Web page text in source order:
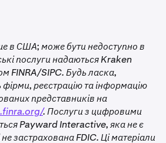
в США; може бути недоступно в
послуги надаються Kraken
FINRA/SIPC. Будь ласка,
фірми, реєстрацію та інформацію
представників на
. Послуги з цифровими
Payward Interactive, яка не є
застрахована FDIC. Ці матеріали